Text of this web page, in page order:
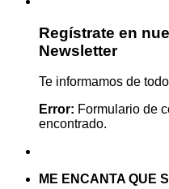
Regístrate en
Newsletter
Te informamos de todo
Error: Formulario de
encontrado.
ME ENCANTA QUE